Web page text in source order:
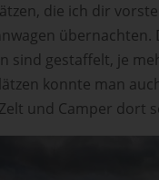
die ich dir
sind gestaffelt, je
konnte man
und Camper dort